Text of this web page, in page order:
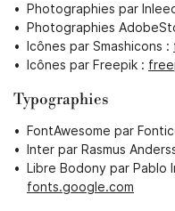
DE JARDIN
Photographies par
Photographies
Icônes par Smashicons :
Icônes par Freepik :
Typographies
FontAwesome par
Inter par Rasmus
Libre Bodony par Pablo
fonts.google.com